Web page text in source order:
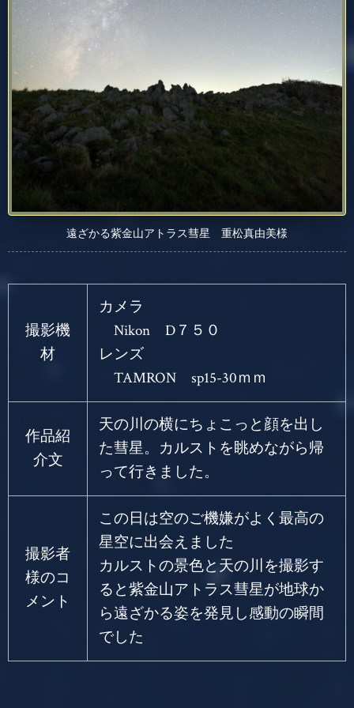
遠ざかる紫金山アトラス彗星 重松真由美様
撮影機
材
カメラ
Nikon D７５０
レンズ
TAMRON sp15-30ｍｍ
作品紹
介文
天の川の横にちょこっと顔を出し
た彗星。カルストを眺めながら帰
って行きました。
撮影者
様のコ
メント
この日は空のご機嫌がよく最高の
星空に出会えました
カルストの景色と天の川を撮影す
ると紫金山アトラス彗星が地球か
ら遠ざかる姿を発見し感動の瞬間
でした